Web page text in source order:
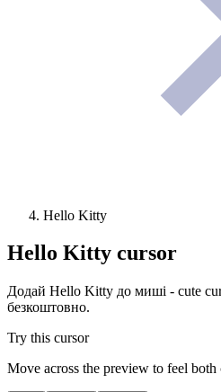
Hello Kitty
Hello Kitty cursor
Додай Hello Kitty до миші - cute
безкоштовно.
Try this cursor
Move across the preview to feel both